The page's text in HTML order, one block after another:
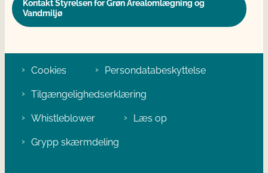
Kontakt Styrelsen for Grøn Arealomlægning og
Vandmiljø
Cookies Persondatabeskyttelse
Tilgængelighedserklæring
Whistleblower Læs op
Grypp skærmdeling